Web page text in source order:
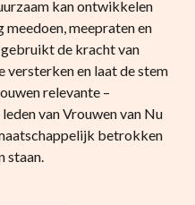
kan ontwikkelen
meepraten en
de kracht van
versterken en laat de stem
relevante –
van Vrouwen van Nu
betrokken
staan.